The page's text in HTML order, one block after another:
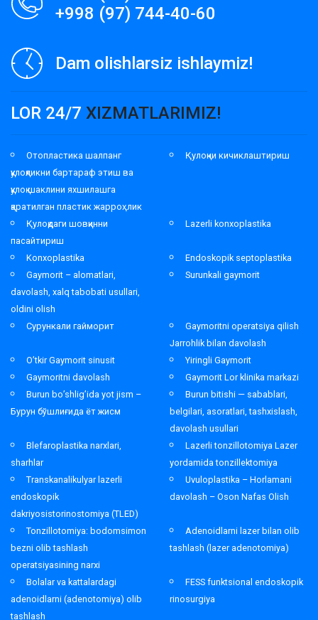
+998 (97) 744-40-60
Dam olishlarsiz ishlaymiz!
LOR 24/7 XIZMATLARIMIZ!
Отопластика шалпанг
қулоқликни бартараф этиш ва
қулоқ шаклини яхшилашга
қаратилган пластик жарроҳлик
Қулоқни кичиклаштириш
Қулоқдаги шовқинни
пасайтириш
Lazerli konxoplastika
Konxoplastika
Endoskopik septoplastika
Gaymorit – alomatlari,
davolash, xalq tabobati usullari,
oldini olish
Surunkali gaymorit
Сурункали гайморит
Gaymoritni operatsiya qilish
Jarrohlik bilan davolash
O’tkir Gaymorit sinusit
Yiringli Gaymorit
Gaymoritni davolash
Gaymorit Lor klinika markazi
Burun bo’shlig’ida yot jism –
Бурун бўшлиғида ёт жисм
Burun bitishi — sabablari,
belgilari, asoratlari, tashxislash,
davolash usullari
Blefaroplastika narxlari,
sharhlar
Lazerli tonzillotomiya Lazer
yordamida tonzillektomiya
Transkanalikulyar lazerli
endoskopik
dakriyosistorinostomiya (TLED)
Uvuloplastika – Horlamani
davolash – Oson Nafas Olish
Tonzillotomiya: bodomsimon
bezni olib tashlash
operatsiyasining narxi
Adenoidlarni lazer bilan olib
tashlash (lazer adenotomiya)
Bolalar va kattalardagi
adenoidlarni (adenotomiya) olib
tashlash
FESS funktsional endoskopik
rinosurgiya